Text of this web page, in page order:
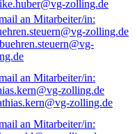
zolling.de
zolling.de